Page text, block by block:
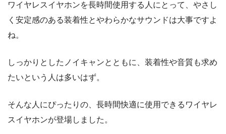
ワイヤレスイヤホンを長時間使用する人にとって、やさし
く安定感のある装着性とやわらかなサウンドは大事ですよ
ね。
しっかりとしたノイキャンとともに、装着性や音質も求め
たいという人は多いはず。
そんな人にぴったりの、長時間快適に使用できるワイヤレ
スイヤホンが登場しました。